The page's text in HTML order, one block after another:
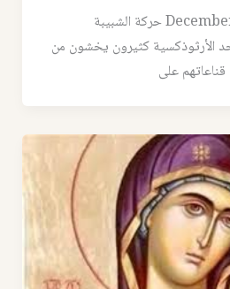
December 21, 2022, 1:24 am حركة الشبيبة
الأرثوذكسية كثيرون يخشون من
على